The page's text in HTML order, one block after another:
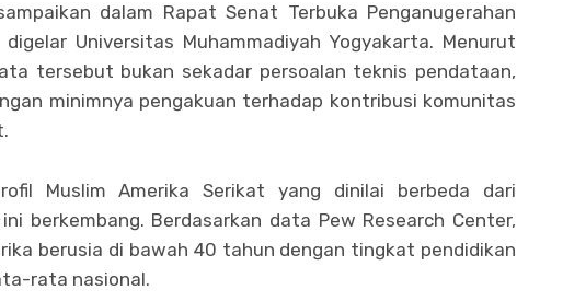
dalam Rapat Senat Terbuka Penganugerahan
Universitas Muhammadiyah Yogyakarta. Menurut
tersebut bukan sekadar persoalan teknis pendataan,
minimnya pengakuan terhadap kontribusi komunitas
Muslim Amerika Serikat yang dinilai berbeda dari
berkembang. Berdasarkan data Pew Research Center,
berusia di bawah 40 tahun dengan tingkat pendidikan
rata nasional.